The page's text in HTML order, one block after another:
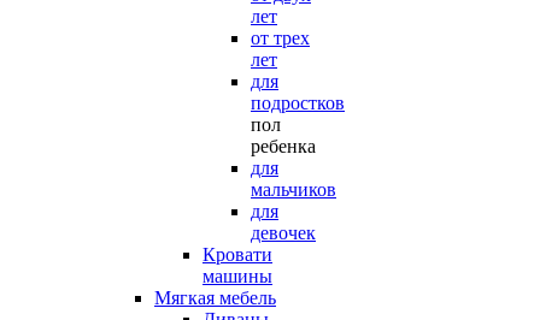
лет
от трех
лет
для
подростков
пол
ребенка
для
мальчиков
для
девочек
Кровати
машины
Мягкая мебель